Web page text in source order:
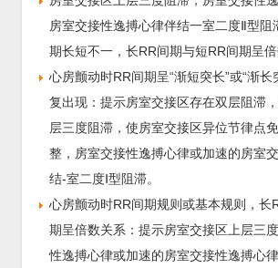
房室交接性逸搏心律伴结一室二度Ⅱ型阻
期长短不一，长RR间期与短RR间期呈倍
心房颤动时RR间期呈“渐短突长”或“渐长
复出现：提示房室交接区存在双层阻滞
层三度阻滞，使房室交接区异位节律点
整，房室交接性逸搏心律或加速的房室
结-室二度Ⅰ型阻滞。
心房颤动时RR间期规则或基本规则，长
期呈倍数关系：提示房室交接区上层三
性逸搏心律或加速的房室交接性逸搏心